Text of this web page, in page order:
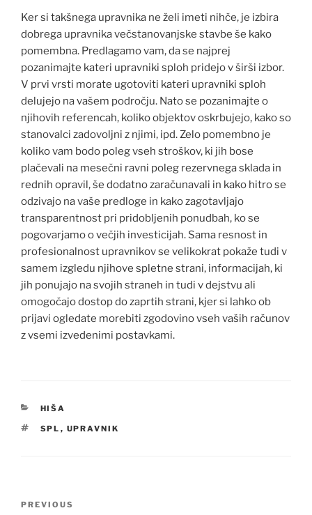
Ker si takšnega upravnika ne želi imeti nihče, je izbira
dobrega upravnika večstanovanjske stavbe še kako
pomembna. Predlagamo vam, da se najprej
pozanimajte kateri upravniki sploh pridejo v širši izbor.
V prvi vrsti morate ugotoviti kateri upravniki sploh
delujejo na vašem področju. Nato se pozanimajte o
njihovih referencah, koliko objektov oskrbujejo, kako so
stanovalci zadovoljni z njimi, ipd. Zelo pomembno je
koliko vam bodo poleg vseh stroškov, ki jih bose
plačevali na mesečni ravni poleg rezervnega sklada in
rednih opravil, še dodatno zaračunavali in kako hitro se
odzivajo na vaše predloge in kako zagotavljajo
transparentnost pri pridobljenih ponudbah, ko se
pogovarjamo o večjih investicijah. Sama resnost in
profesionalnost upravnikov se velikokrat pokaže tudi v
samem izgledu njihove spletne strani, informacijah, ki
jih ponujajo na svojih straneh in tudi v dejstvu ali
omogočajo dostop do zaprtih strani, kjer si lahko ob
prijavi ogledate morebiti zgodovino vseh vaših računov
z vsemi izvedenimi postavkami.
CATEGORIES
HIŠA
TAGS
SPL , UPRAVNIK
Previous
PREVIOUS